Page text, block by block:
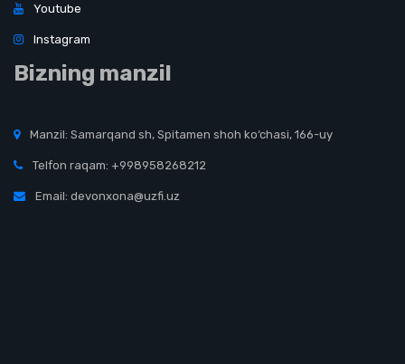
Youtube
Instagram
Bizning manzil
Manzil: Samarqand sh, Spitamen shoh ko‘chasi, 166-uy
Telfon raqam: +998958268212
Email: devonxona@uzfi.uz